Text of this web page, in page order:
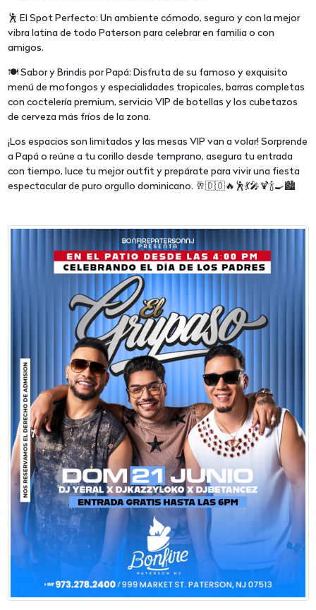
🕺 El Spot Perfecto: Un ambiente cómodo, seguro y con la mejor
vibra latina de todo Paterson para celebrar en familia o con
amigos.
🍽️ Sabor y Brindis por Papá: Disfruta de su famoso y exquisito
menú de mofongos y especialidades tropicales, barras completas
con coctelería premium, servicio VIP de botellas y los cubetazos
de cerveza más fríos de la zona.
¡Los espacios son limitados y las mesas VIP van a volar! Sorprende
a Papá o reúne a tu corillo desde temprano, asegura tu entrada
con tiempo, luce tu mejor outfit y prepárate para vivir una fiesta
espectacular de puro orgullo dominicano. 🥂🇩🇴🔥🕺💃🎤🍹🍾🍳🏙️